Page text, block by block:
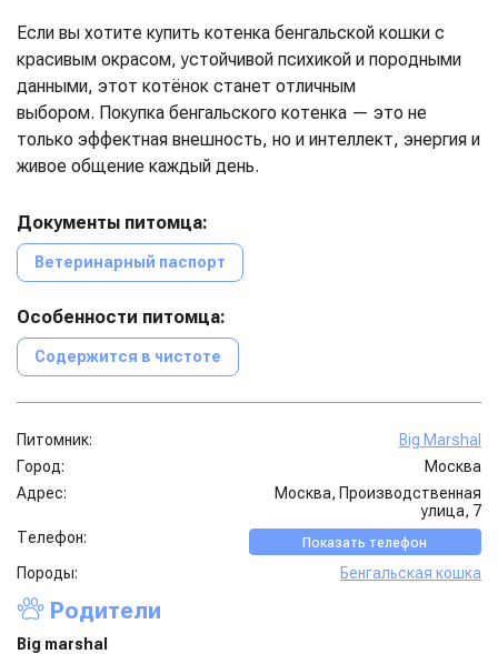
Если вы хотите купить котенка бенгальской кошки с
красивым окрасом, устойчивой психикой и породными
данными, этот котёнок станет отличным
выбором. Покупка бенгальского котенка — это не
только эффектная внешность, но и интеллект, энергия и
живое общение каждый день.
Документы питомца:
Ветеринарный паспорт
Особенности питомца:
Содержится в чистоте
Питомник:
Big Marshal
Город:
Москва
Адрес:
Москва, Производственная
улица, 7
Телефон:
Показать телефон
Породы: Бенгальская кошка
Родители
Big marshal